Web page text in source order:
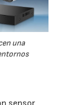
una